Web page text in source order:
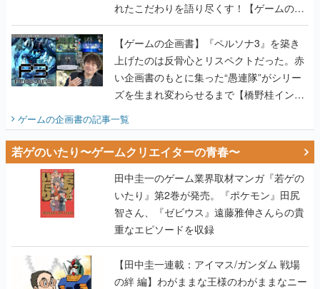
れたこだわりを語り尽くす！【ゲームの企
画書】
【ゲームの企画書】『ペルソナ3』を築き
上げたのは反骨心とリスペクトだった。赤
い企画書のもとに集った“愚連隊”がシリー
ズを生まれ変わらせるまで【橋野桂インタ
ビュー】
ゲームの企画書の記事一覧
若ゲのいたり〜ゲームクリエイターの青春〜
田中圭一のゲーム業界取材マンガ『若ゲの
いたり』第2巻が発売。『ポケモン』田尻
智さん、『ゼビウス』遠藤雅伸さんらの貴
重なエピソードを収録
【田中圭一連載：アイマス/ガンダム 戦場
の絆 編】わがままな王様のわがままなニー